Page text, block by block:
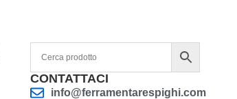
CONTATTACI
info@ferramentarespighi.com